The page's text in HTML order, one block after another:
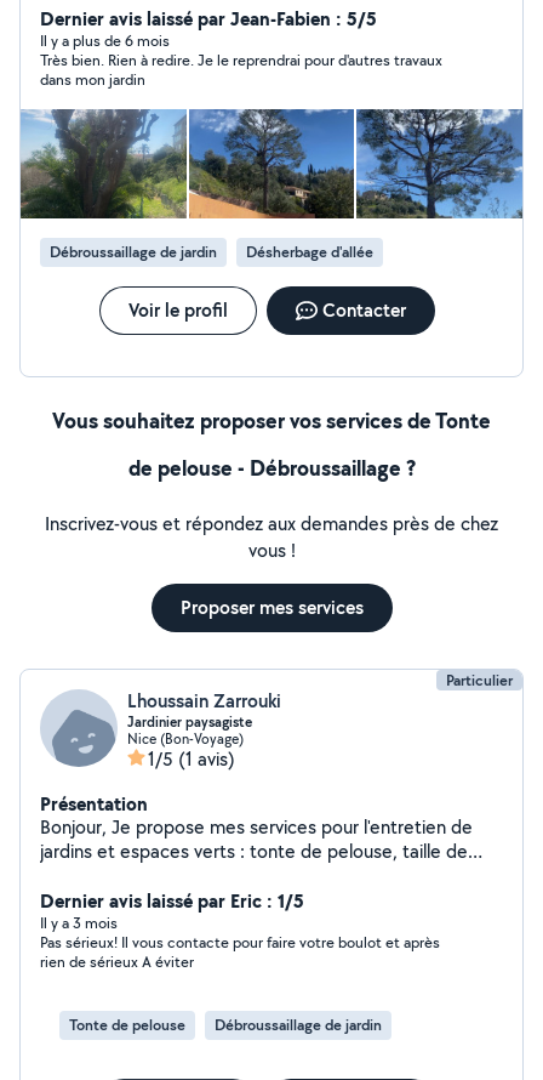
arbres Vous conseiller sur la taille de vos arbres Tailler
vos arbres Taille de bois morts
Dernier avis laissé par Jean-Fabien : 5/5
Il y a plus de 6 mois
Très bien. Rien à redire. Je le reprendrai pour d'autres travaux
dans mon jardin
Débroussaillage de jardin Désherbage d'allée
Voir le profil Contacter
Vous souhaitez proposer vos services de Tonte
de pelouse - Débroussaillage ?
Inscrivez-vous et répondez aux demandes près de chez
vous !
Proposer mes services
Particulier
Lhoussain Zarrouki
Jardinier paysagiste
Nice (Bon-Voyage)
1/5 (1 avis)
Présentation
Bonjour, Je propose mes services pour l'entretien de
jardins et espaces verts : tonte de pelouse, taille de
extérieur, évacuation des déchets verts et petits
travaux d'aménagement paysager. Sérieux, ponctuel et
soigneux, je travaille proprement et je m'adapte à
chaque demande : entretien régulier, remise en état
vente/location. Je peux me déplacer pour voir le travail
à effectuer et proposer un tarif clair selon la surface,
Dernier avis laissé par Eric : 1/5
Il y a 3 mois
Pas sérieux! Il vous contacte pour faire votre boulot et après
rien de sérieux A éviter
Tonte de pelouse Débroussaillage de jardin